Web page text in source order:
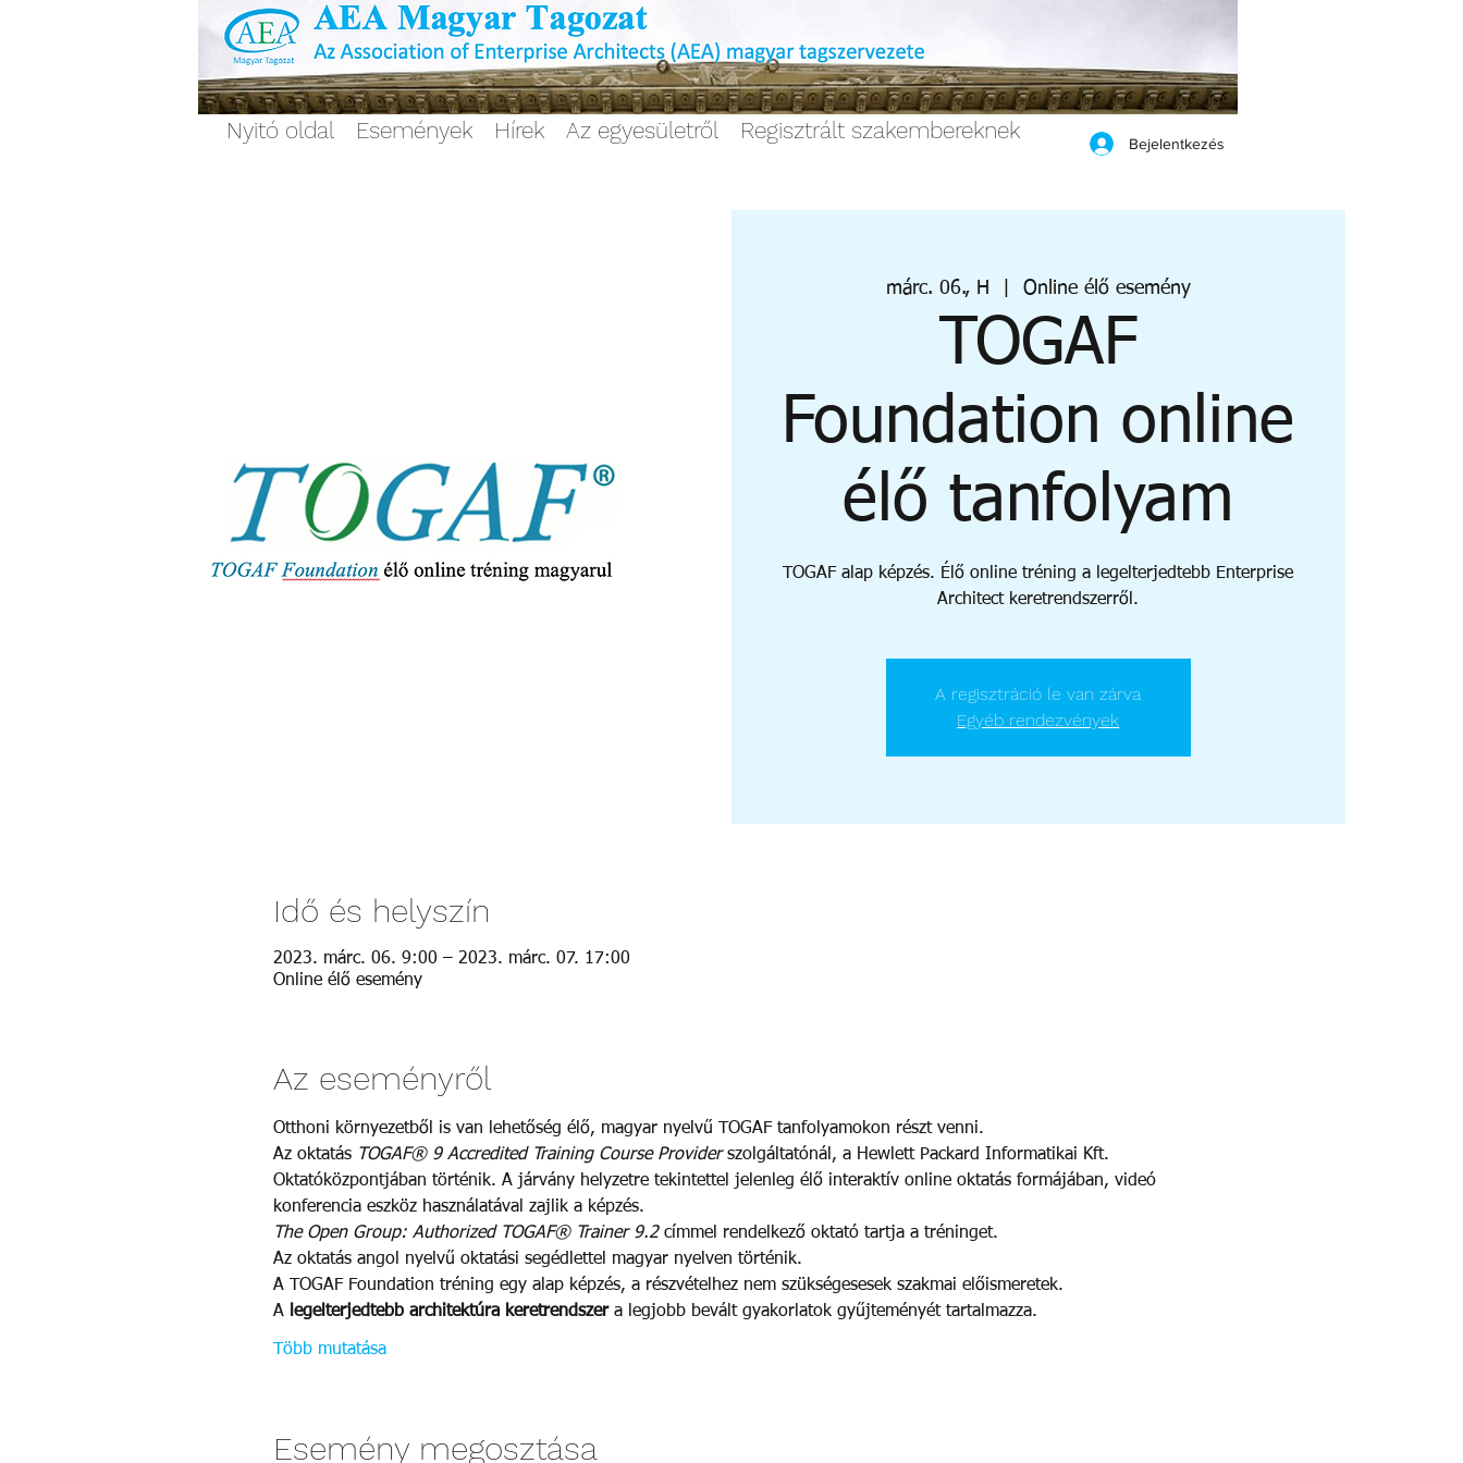
Nyitó oldal Események Hírek Az egyesületről Regisztrált szakembereknek Bejelentkezés
márc. 06., H Online élő esemény
TOGAF
Foundation online
élő tanfolyam
TOGAF alap képzés. Élő online tréning a legelterjedtebb Enterprise
Architect keretrendszerről.
A regisztráció le van zárva
Egyéb rendezvények
Idő és helyszín
2023. márc. 06. 9:00 – 2023. márc. 07. 17:00
Online élő esemény
Az eseményről
Otthoni környezetből is van lehetőség élő, magyar nyelvű TOGAF tanfolyamokon részt venni.
Az oktatás TOGAF® 9 Accredited Training Course Provider szolgáltatónál, a Hewlett Packard Informatikai Kft.
Oktatóközpontjában történik. A járvány helyzetre tekintettel jelenleg élő interaktív online oktatás formájában, videó
konferencia eszköz használatával zajlik a képzés.
The Open Group: Authorized TOGAF® Trainer 9.2 címmel rendelkező oktató tartja a tréninget.
Az oktatás angol nyelvű oktatási segédlettel magyar nyelven történik.
A TOGAF Foundation tréning egy alap képzés, a részvételhez nem szükségesesek szakmai előismeretek.
A legelterjedtebb architektúra keretrendszer a legjobb bevált gyakorlatok gyűjteményét tartalmazza.
Több mutatása
Esemény megosztása